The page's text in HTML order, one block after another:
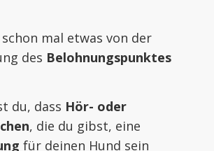
mal etwas von der
des Belohnungspunktes
du, dass Hör- oder
, die du gibst, eine
für deinen Hund sein